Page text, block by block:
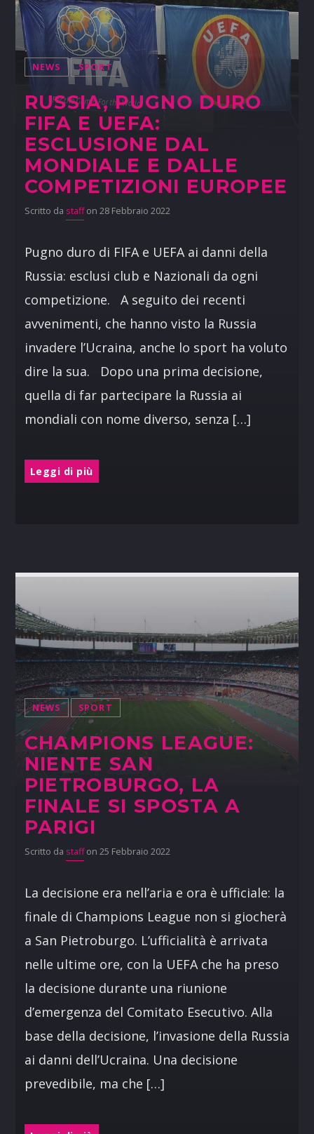
NEWS SPORT
RUSSIA, PUGNO DURO
FIFA E UEFA:
ESCLUSIONE DAL
MONDIALE E DALLE
COMPETIZIONI EUROPEE
Scritto da staffon 28 Febbraio 2022
Pugno duro di FIFA e UEFA ai danni della
Russia: esclusi club e Nazionali da ogni
competizione. A seguito dei recenti
avvenimenti, che hanno visto la Russia
invadere l’Ucraina, anche lo sport ha voluto
dire la sua. Dopo una prima decisione,
quella di far partecipare la Russia ai
mondiali con nome diverso, senza […]
Leggi di più
NEWS SPORT
CHAMPIONS LEAGUE:
NIENTE SAN
PIETROBURGO, LA
FINALE SI SPOSTA A
PARIGI
Scritto da staffon 25 Febbraio 2022
La decisione era nell’aria e ora è ufficiale: la
finale di Champions League non si giocherà
a San Pietroburgo. L’ufficialità è arrivata
nelle ultime ore, con la UEFA che ha preso
la decisione durante una riunione
d’emergenza del Comitato Esecutivo. Alla
base della decisione, l’invasione della Russia
ai danni dell’Ucraina. Una decisione
prevedibile, ma che […]